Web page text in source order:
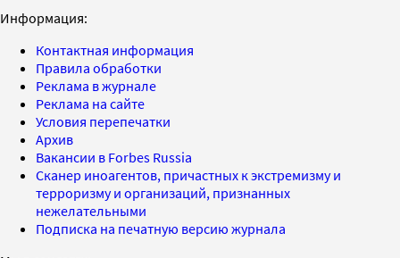
Информация:
Контактная информация
Правила обработки
Реклама в журнале
Реклама на сайте
Условия перепечатки
Архив
Вакансии в Forbes Russia
Сканер иноагентов, причастных к экстремизму и
терроризму и организаций, признанных
нежелательными
Подписка на печатную версию журнала